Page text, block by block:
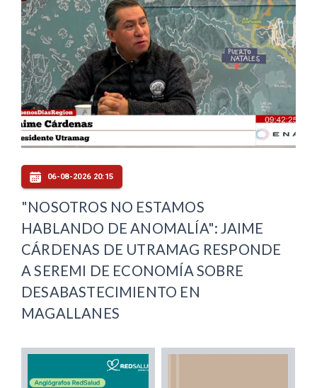
06-08-2026 20:15
"NOSOTROS NO ESTAMOS
HABLANDO DE ANOMALÍA": JAIME
CÁRDENAS DE UTRAMAG RESPONDE
A SEREMI DE ECONOMÍA SOBRE
DESABASTECIMIENTO EN
MAGALLANES